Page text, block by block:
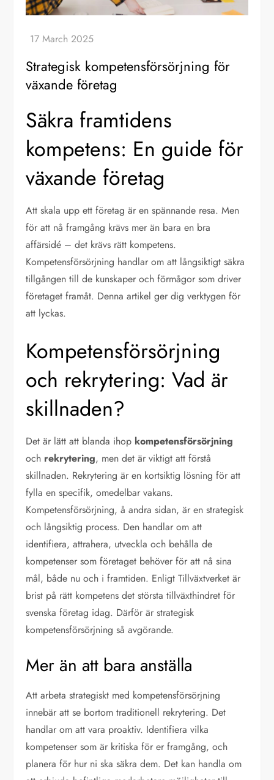
Strategisk kompetensförsörjning för
växande företag
Säkra framtidens
kompetens: En guide för
växande företag
Att skala upp ett företag är en spännande resa. Men
för att nå framgång krävs mer än bara en bra
affärsidé – det krävs rätt kompetens.
Kompetensförsörjning handlar om att långsiktigt säkra
tillgången till de kunskaper och förmågor som driver
företaget framåt. Denna artikel ger dig verktygen för
att lyckas.
Kompetensförsörjning
och rekrytering: Vad är
skillnaden?
Det är lätt att blanda ihop kompetensförsörjning
och rekrytering, men det är viktigt att förstå
skillnaden. Rekrytering är en kortsiktig lösning för att
fylla en specifik, omedelbar vakans.
Kompetensförsörjning, å andra sidan, är en strategisk
och långsiktig process. Den handlar om att
identifiera, attrahera, utveckla och behålla de
kompetenser som företaget behöver för att nå sina
mål, både nu och i framtiden. Enligt Tillväxtverket är
brist på rätt kompetens det största tillväxthindret för
svenska företag idag. Därför är strategisk
kompetensförsörjning så avgörande.
Mer än att bara anställa
Att arbeta strategiskt med kompetensförsörjning
innebär att se bortom traditionell rekrytering. Det
handlar om att vara proaktiv. Identifiera vilka
kompetenser som är kritiska för er framgång, och
planera för hur ni ska säkra dem. Det kan handla om